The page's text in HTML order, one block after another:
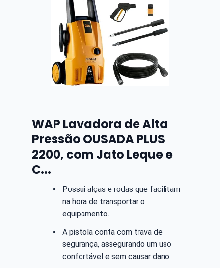
WAP Lavadora de Alta
Pressão OUSADA PLUS
2200, com Jato Leque e
C...
Possui alças e rodas que facilitam
na hora de transportar o
equipamento.
A pistola conta com trava de
segurança, assegurando um uso
confortável e sem causar dano.